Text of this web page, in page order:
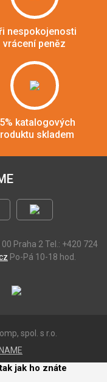
nespokojenosti
vrácení peněz
katalogových
skladem
Praha 2 Tel.: +420 724
Po-Pá 10-18 hod.
spol. s r.o.
jak ho znáte